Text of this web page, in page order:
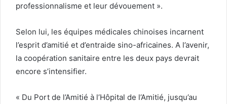
professionnalisme et leur dévouement ».
Selon lui, les équipes médicales chinoises incarnent
l’esprit d’amitié et d’entraide sino-africaines. A l’avenir,
la coopération sanitaire entre les deux pays devrait
encore s’intensifier.
« Du Port de l’Amitié à l’Hôpital de l’Amitié, jusqu’au